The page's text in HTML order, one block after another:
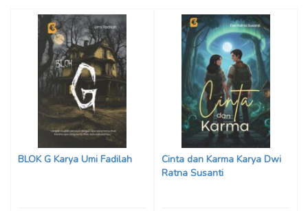
BLOK G Karya Umi Fadilah
Cinta dan Karma Karya Dwi
Ratna Susanti